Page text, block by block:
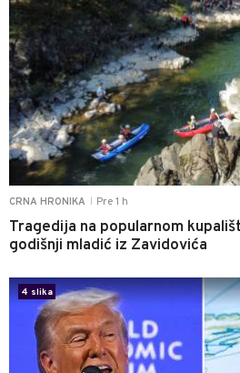
CRNA HRONIKA Pre 1 h
Tragedija na popularnom
godišnji mladić iz Zavidovića
4 slika